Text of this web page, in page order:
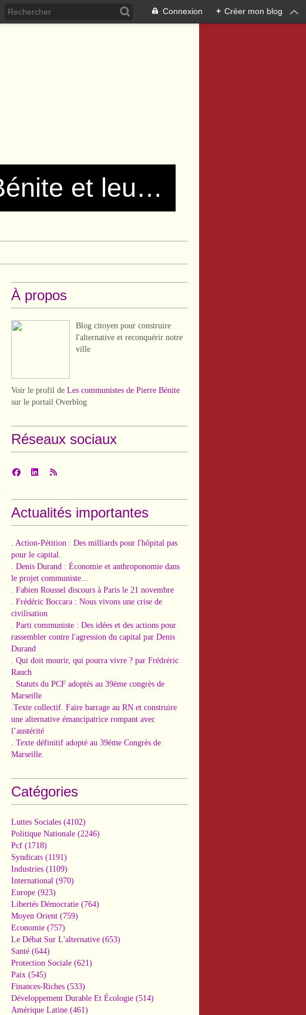
Connexion + Créer mon blog
Les communistes de Pierre Bénite et leurs amis !
À propos
Blog citoyen pour construire
l'alternative et reconquérir notre
ville
Voir le profil de Les communistes de Pierre Bénite
sur le portail Overblog
Réseaux sociaux
Actualités importantes
. Action-Pétition : Des milliards pour l'hôpital pas
pour le capital.
. Denis Durand : Économie et anthroponomie dans
le projet communiste...
. Fabien Roussel discours à Paris le 21 novembre
. Frédéric Boccara : Nous vivons une crise de
civilisation
. Parti communiste : Des idées et des actions pour
rassembler contre l'agression du capital par Denis
Durand
. Qui doit mourir, qui pourra vivre ? par Frédréric
Rauch
. Statuts du PCF adoptés au 39ème congrès de
Marseille
.Texte collectif. Faire barrage au RN et construire
une alternative émancipatrice rompant avec
l’austérité
. Texte définitif adopté au 39éme Congrès de
Marseille.
Catégories
Luttes Sociales (4102)
Politique Nationale (2246)
Pcf (1718)
Syndicats (1191)
Industries (1109)
International (970)
Europe (923)
Libertés Démocratie (764)
Moyen Orient (759)
Economie (757)
Le Débat Sur L'alternative (653)
Santé (644)
Protection Sociale (621)
Paix (545)
Finances-Riches (533)
Développement Durable Et Écologie (514)
Amérique Latine (461)